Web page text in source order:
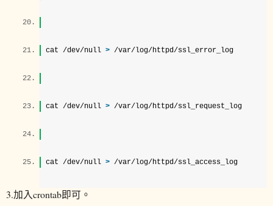
cat /dev/null > /var/log/httpd/ssl_error_log
cat /dev/null > /var/log/httpd/ssl_request_log
cat /dev/null > /var/log/httpd/ssl_access_log
3.加入crontab即可。